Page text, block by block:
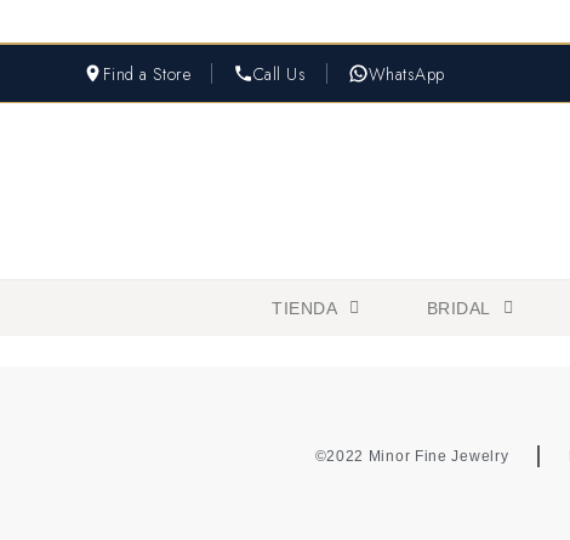
Find a Store Call Us WhatsApp
TIENDA BRIDAL
©2022 Minor Fine Jewelry